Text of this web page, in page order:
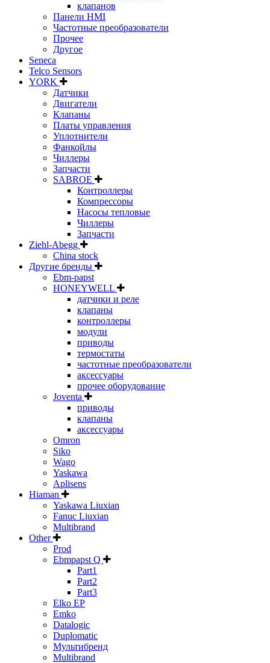
клапанов
Панели HMI
Частотные преобразователи
Прочее
Другое
Seneca
Telco Sensors
YORK
Датчики
Двигатели
Клапаны
Платы управления
Уплотнители
Фанкойлы
Чиллеры
Запчасти
SABROE
Контроллеры
Компрессоры
Насосы тепловые
Чиллеры
Запчасти
Ziehl-Abegg
China stock
Другие бренды
Ebm-papst
HONEYWELL
датчики и реле
клапаны
контроллеры
модули
приводы
термостаты
частотные преобразователи
аксессуары
прочее оборудование
Joventa
приводы
клапаны
аксессуары
Omron
Siko
Wago
Yaskawa
Aplisens
Hiaman
Yaskawa Liuxian
Fanuc Liuxian
Multibrand
Other
Prod
Ebmpapst Q
Part1
Part2
Part3
Elko EP
Emko
Datalogic
Duplomatic
Мультибренд
Multibrand